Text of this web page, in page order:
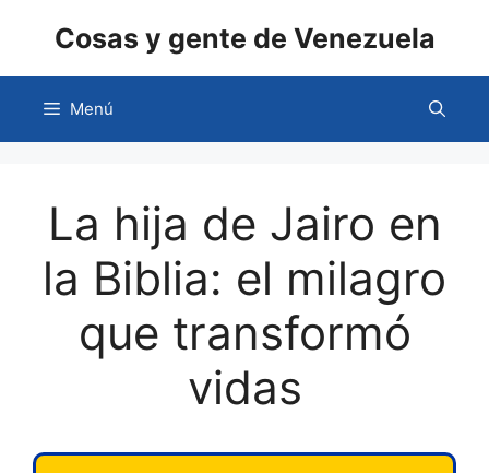
Cosas y gente de Venezuela
Menú
La hija de Jairo en
la Biblia: el milagro
que transformó
vidas